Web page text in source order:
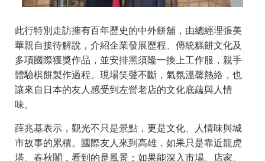
此行特別走訪擁有百年歷史的中外餅舖，由總經理張美
華親自接待解說，介紹企業發展歷程、傳統糕餅文化及
多項國際獲獎作品，並安排黑須隆一換上工作服，親手
體驗棋餅製作過程。現場笑聲不斷，氣氛溫馨熱絡，也
讓來自日本的友人感受到左營老店的文化底蘊與人情
味。
薛兆基表示，觀光不只是景點，更是文化、人情味與城
市故事的累積。國際友人來到高雄，如果只是靠近龍虎
塔、春秋閣，看到的是風景；如果能深入市場、店家、